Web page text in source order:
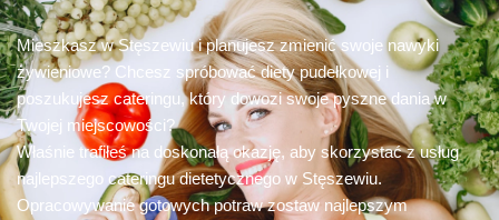
Mieszkasz w Stęszewiu i planujesz zmienić swoje nawyki
żywieniowe? Chcesz spróbować diety pudełkowej i
poszukujesz cateringu, który dowozi swoje pyszne dania w
Twojej miejscowości?
Właśnie trafiłeś na doskonałą okazję, aby skorzystać z usług
najlepszego cateringu dietetycznego w Stęszewiu.
Opracowywanie gotowych potraw zostaw najlepszym